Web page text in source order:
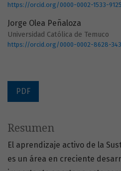
https://orcid.org/0000-0002-1533-9125
Jorge Olea Peñaloza
Universidad Católica de Temuco
https://orcid.org/0000-0002-8628-
PDF
Resumen
El aprendizaje activo de la
es un área en creciente